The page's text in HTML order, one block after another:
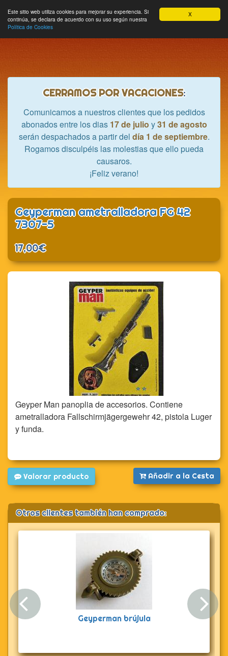
X
Este sitio web utiliza cookies para mejorar su experiencia. Si
continúa, se declara de acuerdo con su uso según nuestra
Política de Cookies
Hobbycrash Mi cuenta
CERRAMOS POR VACACIONES:
Comunicamos a nuestros clientes que los pedidos
abonados entre los dias 17 de julio y31 de agosto
serán despachados a partir del día 1 de septiembre.
Rogamos disculpéis las molestias que ello pueda
causaros.
¡Feliz verano!
Geyperman ametralladora FG 42
7307-5
17,00€
Geyper Man panoplia de accesorios. Contiene
ametralladora Fallschirmjägergewehr 42, pistola Luger
y funda.
Valorar producto Añadir a la Cesta
Otros clientes también han comprado:
Geyperman brújula
Anterior